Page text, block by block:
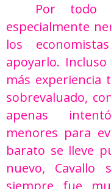
Por todo
especialmente
los
apoyarlo.
más experiencia
sobrevaluado,
apenas
menores para
barato se lleve
nuevo,